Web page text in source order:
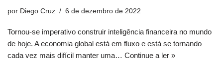
por Diego Cruz 6 de dezembro de 2022
Tornou-se imperativo construir inteligência financeira no mundo
de hoje. A economia global está em fluxo e está se tornando
cada vez mais difícil manter uma… Continue a ler »